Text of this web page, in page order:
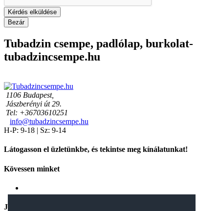
Kérdés elküldése
Bezár
Tubadzin csempe, padlólap, burkolat-
tubadzincsempe.hu
1106 Budapest,
Jászberényi út 29.
Tel: +36703610251
info@tubadzincsempe.hu
H-P: 9-18 | Sz: 9-14
Látogasson el üzletünkbe, és tekintse meg kínálatunkat!
Kövessen minket
Jogi nyilatkozatok